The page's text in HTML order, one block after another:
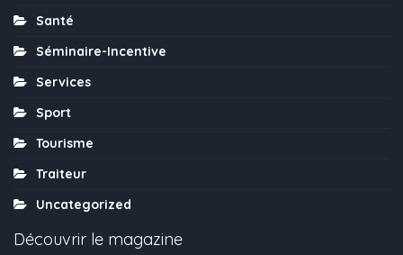
Santé
Séminaire-Incentive
Services
Sport
Tourisme
Traiteur
Uncategorized
Découvrir le magazine